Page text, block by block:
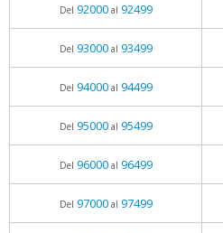
Del 92000al 92499
Del 93000al 93499
Del 94000al 94499
Del 95000al 95499
Del 96000al 96499
Del 97000al 97499